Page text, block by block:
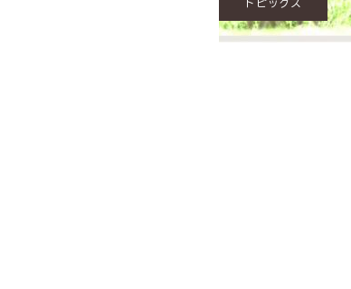
トピックス